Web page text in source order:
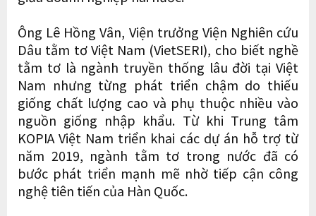
Ông Lê Hồng Vân, Viện trưởng Viện Nghiên cứu
Dâu tằm tơ Việt Nam (VietSERI), cho biết nghề
tằm tơ là ngành truyền thống lâu đời tại Việt
Nam nhưng từng phát triển chậm do thiếu
giống chất lượng cao và phụ thuộc nhiều vào
nguồn giống nhập khẩu. Từ khi Trung tâm
KOPIA Việt Nam triển khai các dự án hỗ trợ từ
năm 2019, ngành tằm tơ trong nước đã có
bước phát triển mạnh mẽ nhờ tiếp cận công
nghệ tiên tiến của Hàn Quốc.